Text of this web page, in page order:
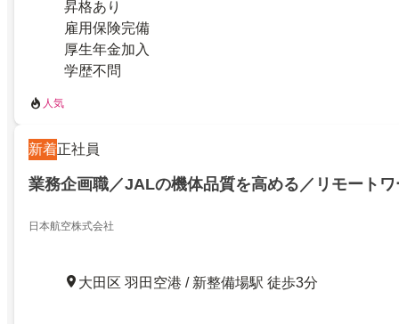
昇格あり
雇用保険完備
厚生年金加入
学歴不問
人気
新着正社員
業務企画職／JALの機体品質を高める／リモート
日本航空株式会社
大田区 羽田空港 / 新整備場駅 徒歩3分